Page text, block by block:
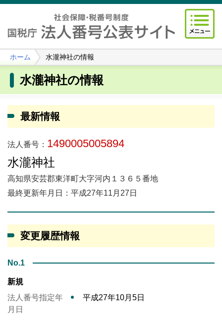
ホーム 水瀧神社の情報
水瀧神社の情報
最新情報
法人番号： 1490005005894
水瀧神社
高知県安芸郡東洋町大字河内１３６５番地
最終更新年月日：平成27年11月27日
変更履歴情報
No.1
新規
法人番号指定年
月日
平成27年10月5日